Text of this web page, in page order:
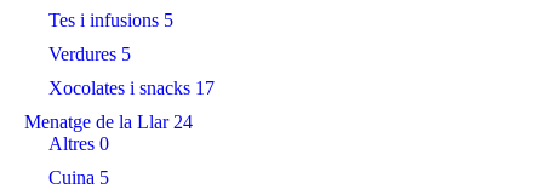
Tes i infusions 5
Verdures 5
Xocolates i snacks 17
Menatge de la Llar 24
Altres 0
Cuina 5